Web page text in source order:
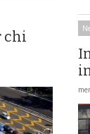
chi